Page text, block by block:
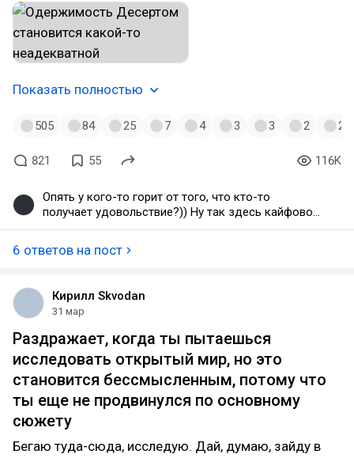
Показать полностью
505 84 25 7 4 3 3 2 2
821 55 116K
Опять у кого-то горит от того, что кто-то
получает удовольствие?)) Ну так здесь кайфово
всё сделанно, разнообразно. Я не люблю
разные. И так со всем эксплорингом. В отсосине
гейминг, абсолютно невнятный, для меня. Вообще
сравниваешь холодное с твёрдым. Особенно
неуместно сравнение с ф4.
6 ответов на пост
Кирилл Skvodan
31 мар
Раздражает, когда ты пытаешься
исследовать открытый мир, но это
становится бессмысленным, потому что
ты еще не продвинулся по основному
сюжету
Бегаю туда-сюда, исследую. Дай, думаю, зайду в